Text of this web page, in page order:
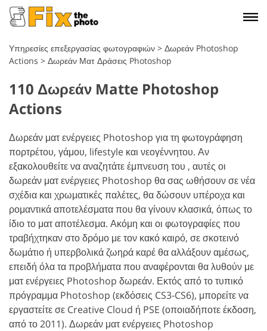
Υπηρεσίες επεξεργασίας φωτογραφιών > Δωρεάν Photoshop
Actions > Δωρεάν Ματ Δράσεις Photoshop
110 Δωρεάν Matte Photoshop
Actions
Δωρεάν ματ ενέργειες Photoshop για τη φωτογράφηση
πορτρέτου, γάμου, lifestyle και νεογέννητου. Αν
εξακολουθείτε να αναζητάτε έμπνευση του , αυτές οι
δωρεάν ματ ενέργειες Photoshop θα σας ωθήσουν σε νέα
σχέδια και χρωματικές παλέτες, θα δώσουν υπέροχα και
ρομαντικά αποτελέσματα που θα γίνουν κλασικά, όπως το
ίδιο το ματ αποτέλεσμα. Ακόμη και οι φωτογραφίες που
τραβήχτηκαν στο δρόμο με τον κακό καιρό, σε σκοτεινό
δωμάτιο ή υπερβολικά ζωηρά καρέ θα αλλάξουν αμέσως,
επειδή όλα τα προβλήματα που αναφέρονται θα λυθούν με
ματ ενέργειες Photoshop δωρεάν. Εκτός από το τυπικό
πρόγραμμα Photoshop (εκδόσεις CS3-CS6), μπορείτε να
εργαστείτε σε Creative Cloud ή PSE (οποιαδήποτε έκδοση,
από το 2011). Δωρεάν ματ ενέργειες Photoshop